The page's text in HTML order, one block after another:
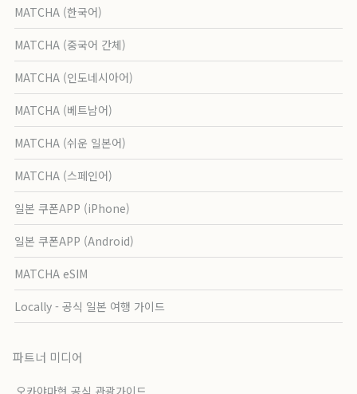
MATCHA (한국어)
MATCHA (중국어 간체)
MATCHA (인도네시아어)
MATCHA (베트남어)
MATCHA (쉬운 일본어)
MATCHA (스페인어)
일본 쿠폰APP (iPhone)
일본 쿠폰APP (Android)
MATCHA eSIM
Locally - 공식 일본 여행 가이드
파트너 미디어
오카야마현 공식 관광가이드